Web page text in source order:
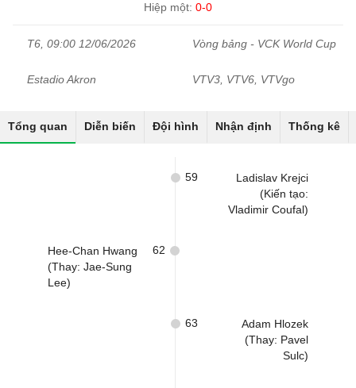
Hiệp một: 0-0
T6, 09:00 12/06/2026 Vòng bảng - VCK World Cup
Estadio Akron VTV3, VTV6, VTVgo
Tổng quan Diễn biến Đội hình Nhận định Thống kê
Ladislav Krejci
(Kiến tạo:
Vladimir Coufal)
59
Hee-Chan Hwang
(Thay: Jae-Sung
Lee)
62
Adam Hlozek
(Thay: Pavel
Sulc)
63